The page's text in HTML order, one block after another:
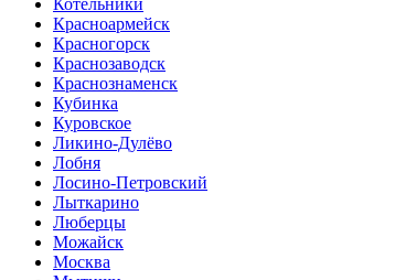
Котельники
Красноармейск
Красногорск
Краснозаводск
Краснознаменск
Кубинка
Куровское
Ликино-Дулёво
Лобня
Лосино-Петровский
Лыткарино
Люберцы
Можайск
Москва